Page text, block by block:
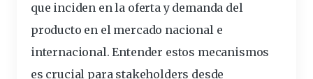
que inciden en la ofertay demanda del
producto en el mercado nacional e
internacional. Entender estos mecanismos
es crucial para stakeholders desde